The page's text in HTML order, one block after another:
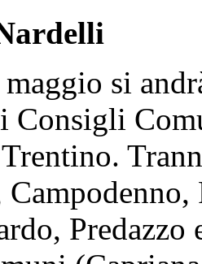
si
Consigli